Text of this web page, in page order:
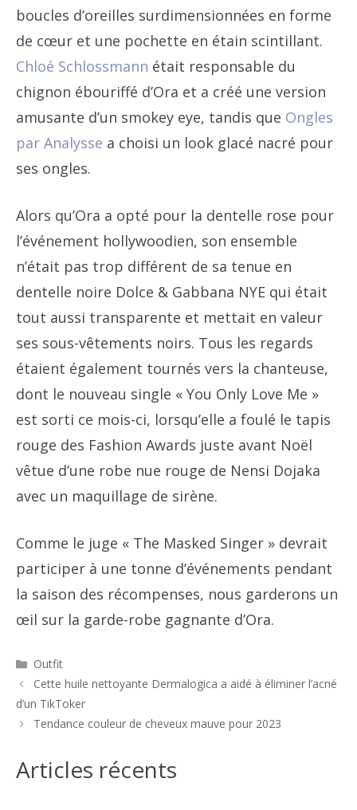
boucles d’oreilles surdimensionnées en forme
de cœur et une pochette en étain scintillant.
Chloé Schlossmann était responsable du
chignon ébouriffé d’Ora et a créé une version
amusante d’un smokey eye, tandis que Ongles
par Analysse a choisi un look glacé nacré pour
ses ongles.
Alors qu’Ora a opté pour la dentelle rose pour
l’événement hollywoodien, son ensemble
n’était pas trop différent de sa tenue en
dentelle noire Dolce & Gabbana NYE qui était
tout aussi transparente et mettait en valeur
ses sous-vêtements noirs. Tous les regards
étaient également tournés vers la chanteuse,
dont le nouveau single « You Only Love Me »
est sorti ce mois-ci, lorsqu’elle a foulé le tapis
rouge des Fashion Awards juste avant Noël
vêtue d’une robe nue rouge de Nensi Dojaka
avec un maquillage de sirène.
Comme le juge « The Masked Singer » devrait
participer à une tonne d’événements pendant
la saison des récompenses, nous garderons un
œil sur la garde-robe gagnante d’Ora.
Catégories
Outfit
Navigation
des
Cette huile nettoyante Dermalogica a aidé à éliminer l’acné
d’un TikToker
Tendance couleur de cheveux mauve pour 2023
Articles récents